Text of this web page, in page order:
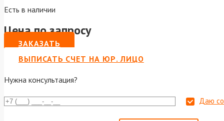
Есть в наличии
Цена по запросу
ЗАКАЗАТЬ
ВЫПИСАТЬ СЧЕТ НА ЮР. ЛИЦО
Нужна консультация?
Даю